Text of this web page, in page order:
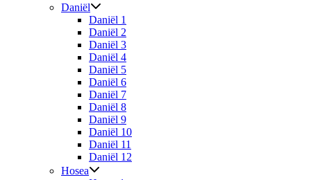
Daniël
Daniël 1
Daniël 2
Daniël 3
Daniël 4
Daniël 5
Daniël 6
Daniël 7
Daniël 8
Daniël 9
Daniël 10
Daniël 11
Daniël 12
Hosea